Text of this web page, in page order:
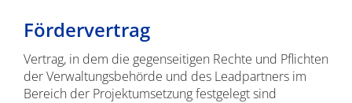
Fördervertrag
Vertrag, in dem die gegenseitigen Rechte und Pflichten
der Verwaltungsbehörde und des Leadpartners im
Bereich der Projektumsetzung festgelegt sind